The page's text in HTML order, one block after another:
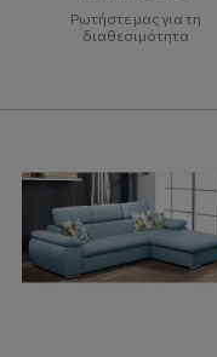
Ρωτήστε μας για τη
διαθεσιμότητα